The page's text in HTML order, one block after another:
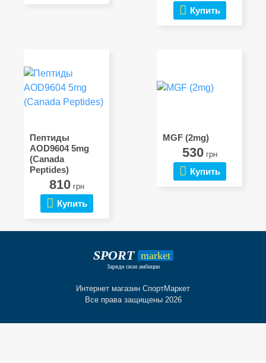
Купить
Пептиды
AOD9604 5mg
(Canada
Peptides)
810грн
Купить
MGF (2mg)
530грн
Купить
SPORT market
Заряди свои амбиции
Интернет магазин СпортМаркет
Все права защищены 2026